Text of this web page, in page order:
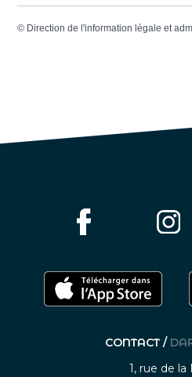
© Direction de l'information légale et
CONTACT /
1, rue de la